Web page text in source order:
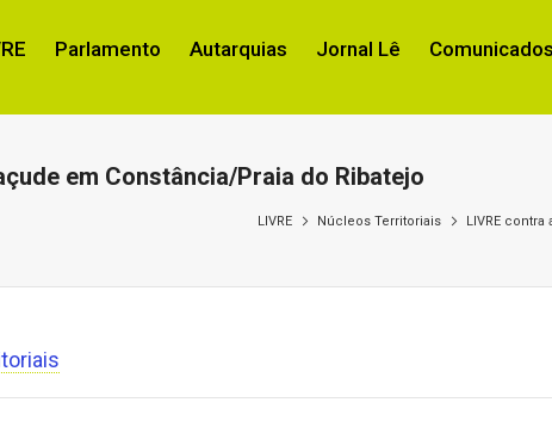
Parlamento Autarquias Jornal Lê
em Constância/Praia do Ribatejo
LIVRE Núcleos Territoriais LIVRE